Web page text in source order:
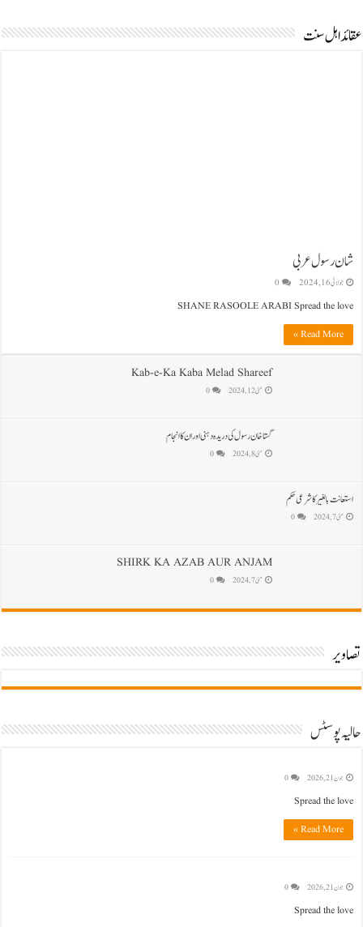
عقائد اہل سنت
شان رسول عربی
جولائی 16, 2024 0
SHANE RASOOLE ARABI Spread the love
Read More »
Kab-e-Ka Kaba Melad Shareef
مئی 12, 2024 0
گستاخان رسول کی دریدہ دہنی اور ان کا انجام
مئی 8, 2024 0
استعانت بالغیر کا شرعی حکم
مئی 7, 2024 0
SHIRK KA AZAB AUR ANJAM
مئی 7, 2024 0
تصاویر
حالیہ پوسٹس
جون 21, 2026 0
Spread the love
Read More »
جون 21, 2026 0
Spread the love